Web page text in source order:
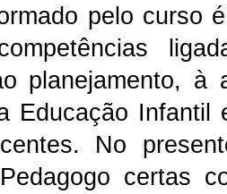
pelo curso
planejamento,
Educação Infantil
No
certas